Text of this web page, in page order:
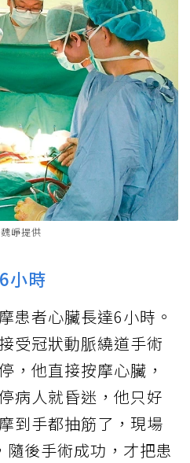
崢提供
小時
患者心臟長達6小時。
受冠狀動脈繞道手術
，他直接按摩心臟，
病人就昏迷，他只好
到手都抽筋了，現場
後手術成功，才把患